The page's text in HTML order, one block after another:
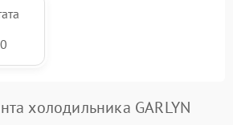
холодильника GARLYN